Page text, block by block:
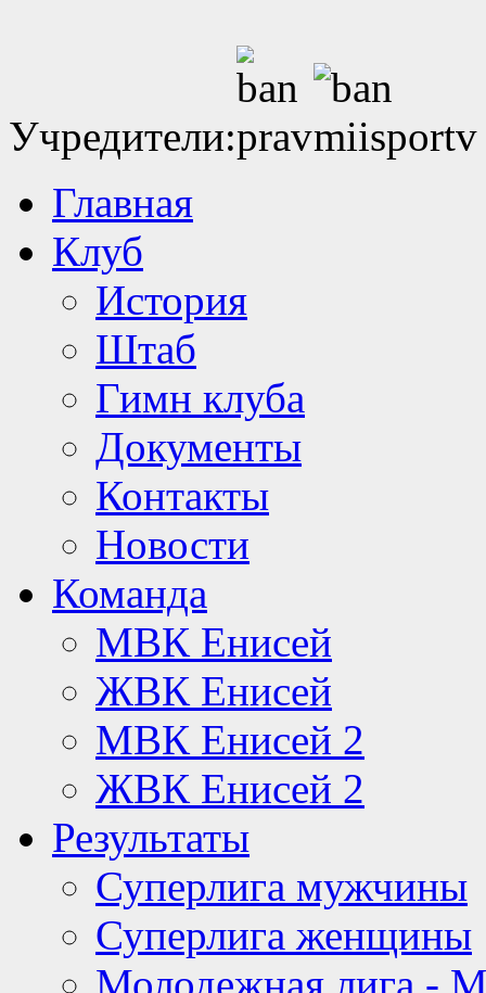
Учредители:
Главная
Клуб
История
Штаб
Гимн клуба
Документы
Контакты
Новости
Команда
МВК Енисей
ЖВК Енисей
МВК Енисей 2
ЖВК Енисей 2
Результаты
Суперлига мужчины
Суперлига женщины